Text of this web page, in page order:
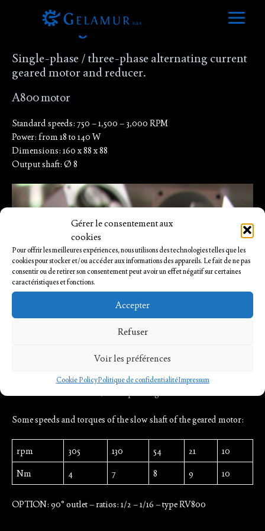
Gérer le consentement aux
cookies
Pour offrir les meilleures expériences, nous utilisons des technologies telles que les
cookies pour stocker et/ou accéder aux informations des appareils. Le fait de ne pas
consentir ou de retirer son consentement peut avoir un effet négatif sur certaines
caractéristiques et fonctions.
Accepter
Refuser
Voir les préférences
Cookie PolicyPolitique de confidentialitéImpressum
Main
Menu
Comelec geared motors
Single-phase / three-phase alternating current
geared motor and reducer.
A800 motor
Standard speeds: 750 – 1,500 – 3,000 RPM
Power: from 18 to 140 W
Dimensions: 160 x 88 x 88
Output shaft: Ø 8
Planetary axial output gearbox RP 800
Base reductions: 3 – 4.2 – 5 – 5.6 – 8
Lifetime lubrication – Output shaft Ø 12
Some basic reduction combinations: 9 – 15 – 21 – 25 – 64…4096
Some speeds and torques of the slow shaft of the geared motor:
rpm 305 130 54 21
10
Nm
4 7 8 9 10
OPTION: 90° outlet – ratios: 1/2 – 1/16 – type RV800